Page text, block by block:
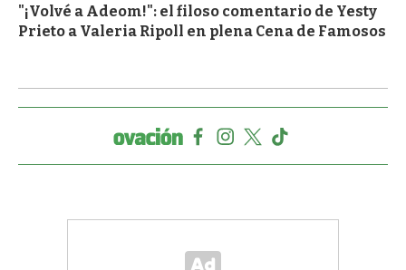
"¡Volvé a Adeom!": el filoso comentario de Yesty
Prieto a Valeria Ripoll en plena Cena de Famosos